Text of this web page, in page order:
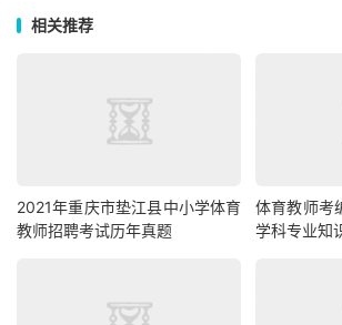
相关推荐
2021年重庆市垫江县中小学体育
教师招聘考试历年真题
体育教师考
学科专业知